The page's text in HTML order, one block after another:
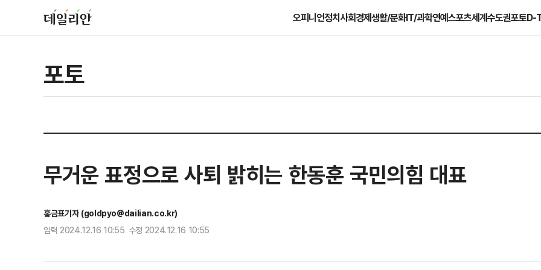
오피니언정치사회경제생활/문화IT/과학연예스포츠세계수도권포토D-
포토
무거운 표정으로 사퇴 밝히는 한동훈 국민의힘 대표
홍금표기자 (goldpyo@dailian.co.kr)
입력 2024.12.16 10:55 수정 2024.12.16 10:55